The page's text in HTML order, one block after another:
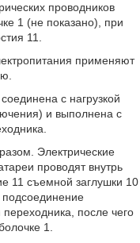
проводников
1 (не показано), при
11.
применяют
с нагрузкой
и выполнена с
Электрические
проводят внутрь
11 съемной заглушки 10
после чего
1.